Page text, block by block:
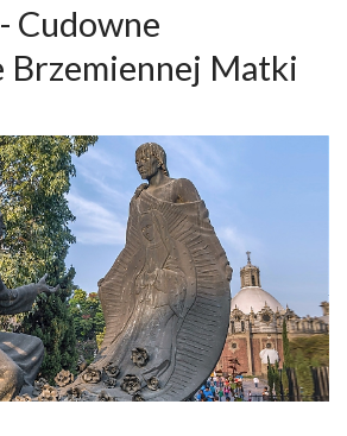
Cudowne
Brzemiennej Matki